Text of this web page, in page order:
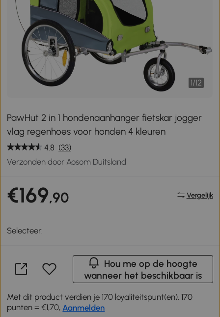
1/12
PawHut 2 in 1 hondenaanhanger fietskar jogger
vlag regenhoes voor honden 4 kleuren
4.8 (33)
Verzonden door Aosom Duitsland
€169,90 Vergelijk
Selecteer:
Hou me op de hoogte
wanneer het beschikbaar is
Met dit product verdien je 170 loyaliteitspunt(en). 170
punten = €1,70, Aanmelden